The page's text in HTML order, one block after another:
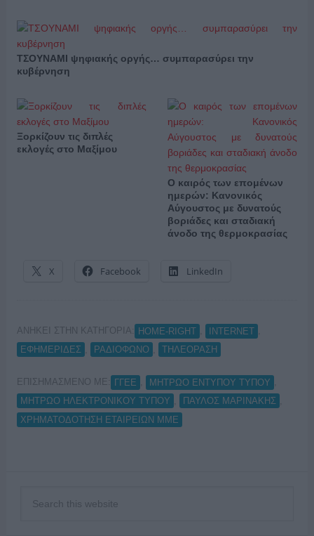
ΤΣΟΥΝΑΜΙ ψηφιακής οργής… συμπαρασύρει την
κυβέρνηση
Ξορκίζουν τις διπλές
εκλογές στο Μαξίμου
Ο καιρός των επομένων
ημερών: Κανονικός
Αύγουστος με δυνατούς
βοριάδες και σταδιακή
άνοδο της θερμοκρασίας
X Facebook LinkedIn
ΑΝΗΚΕΙ ΣΤΗΝ ΚΑΤΗΓΟΡΙΑ: HOME-RIGHT INTERNET
ΕΦΗΜΕΡΙΔΕΣ
ΡΑΔΙΟΦΩΝΟ ΤΗΛΕΟΡΑΣΗ
ΕΠΙΣΗΜΑΣΜΕΝΟ ΜΕ: ΓΓΕΕ ΜΗΤΡΩΟ ΕΝΤΥΠΟΥ ΤΥΠΟΥ
ΜΗΤΡΩΟ ΗΛΕΚΤΡΟΝΙΚΟΥ ΤΥΠΟΥ
ΠΑΥΛΟΣ ΜΑΡΙΝΑΚΗΣ
ΧΡΗΜΑΤΟΔΟΤΗΣΗ ΕΤΑΙΡΕΙΩΝ ΜΜΕ